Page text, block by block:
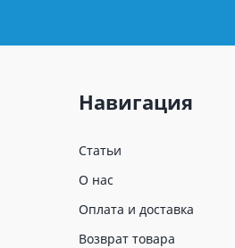
Навигация
Статьи
О нас
Оплата и доставка
Возврат товара